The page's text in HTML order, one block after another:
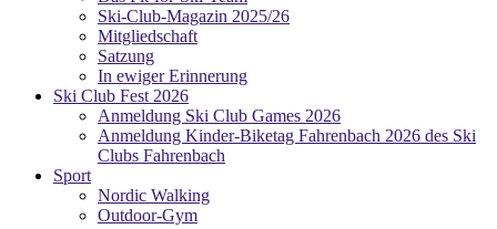
Ski-Club-Magazin 2025/26
Mitgliedschaft
Satzung
In ewiger Erinnerung
Ski Club Fest 2026
Anmeldung Ski Club Games 2026
Anmeldung Kinder-Biketag Fahrenbach 2026 des Ski
Clubs Fahrenbach
Sport
Nordic Walking
Outdoor-Gym